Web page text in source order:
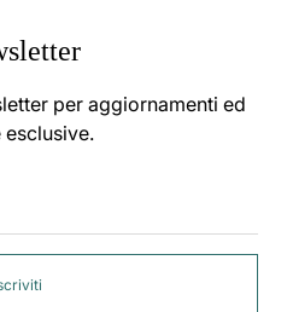
per aggiornamenti ed